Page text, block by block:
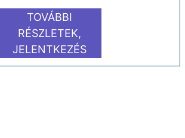
TOVÁBBI
RÉSZLETEK,
JELENTKEZÉS